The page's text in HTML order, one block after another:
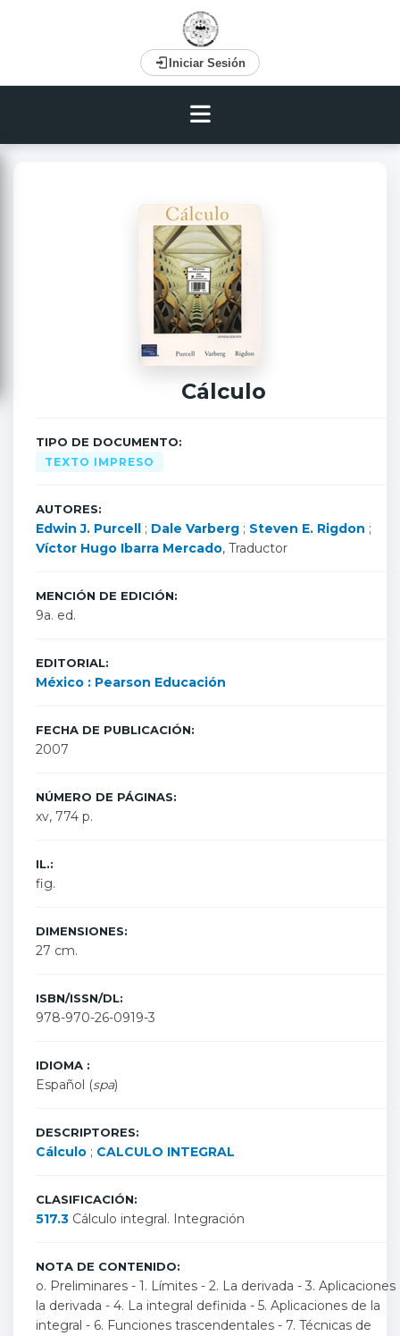
Iniciar Sesión
Cálculo
TIPO DE DOCUMENTO:
TEXTO IMPRESO
AUTORES:
Edwin J. Purcell ; Dale Varberg ; Steven E. Rigdon ;
Víctor Hugo Ibarra Mercado, Traductor
MENCIÓN DE EDICIÓN:
9a. ed.
EDITORIAL:
México : Pearson Educación
FECHA DE PUBLICACIÓN:
2007
NÚMERO DE PÁGINAS:
xv, 774 p.
IL.:
fig.
DIMENSIONES:
27 cm.
ISBN/ISSN/DL:
978-970-26-0919-3
IDIOMA :
Español (spa)
DESCRIPTORES:
Cálculo ; CALCULO INTEGRAL
CLASIFICACIÓN:
517.3 Cálculo integral. Integración
NOTA DE CONTENIDO:
o. Preliminares - 1. Límites - 2. La derivada - 3. Aplicaciones
la derivada - 4. La integral definida - 5. Aplicaciones de la
integral - 6. Funciones trascendentales - 7. Técnicas de